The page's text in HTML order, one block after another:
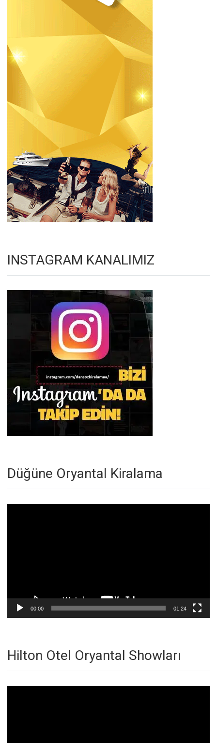
INSTAGRAM KANALIMIZ
Düğüne Oryantal Kiralama
00:00 01:24
Hilton Otel Oryantal Showları